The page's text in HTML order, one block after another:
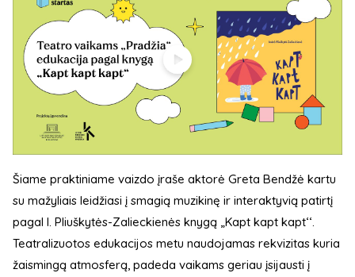
Šiame praktiniame vaizdo įraše aktorė Greta Bendžė kartu
su mažyliais leidžiasi į smagią muzikinę ir interaktyvią patirtį
pagal I. Pliuškytės-Zalieckienės knygą „Kapt kapt kapt‘‘.
Teatralizuotos edukacijos metu naudojamas rekvizitas kuria
žaismingą atmosferą, padeda vaikams geriau įsijausti į